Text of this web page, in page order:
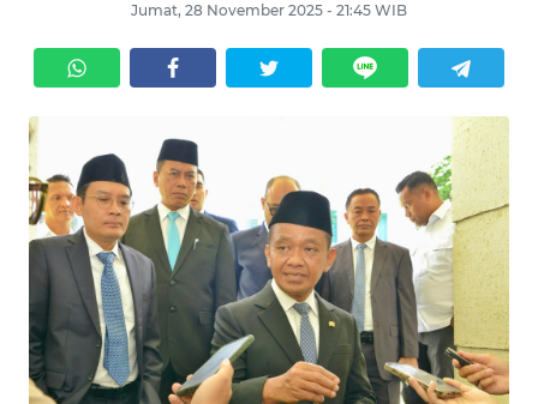
Jumat, 28 November 2025 - 21:45 WIB
EKUIN
SAINS-TEKNO
KESEHATAN
INTERNASIONAL
SERBA-SERBI